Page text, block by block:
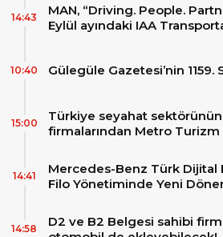
MAN, “Driving. People.
Eylül ayındaki IAA
14:43
Gülegüle Gazetesi’nin 1159.
10:40
Türkiye seyahat
firmalarından Metro
MAN Skyliner ile güçlendirdi!
15:00
Mercedes-Benz Türk Dijital
Filo Yönetiminde Yeni
14:41
D2 ve B2 Belgesi sahibi
14:58